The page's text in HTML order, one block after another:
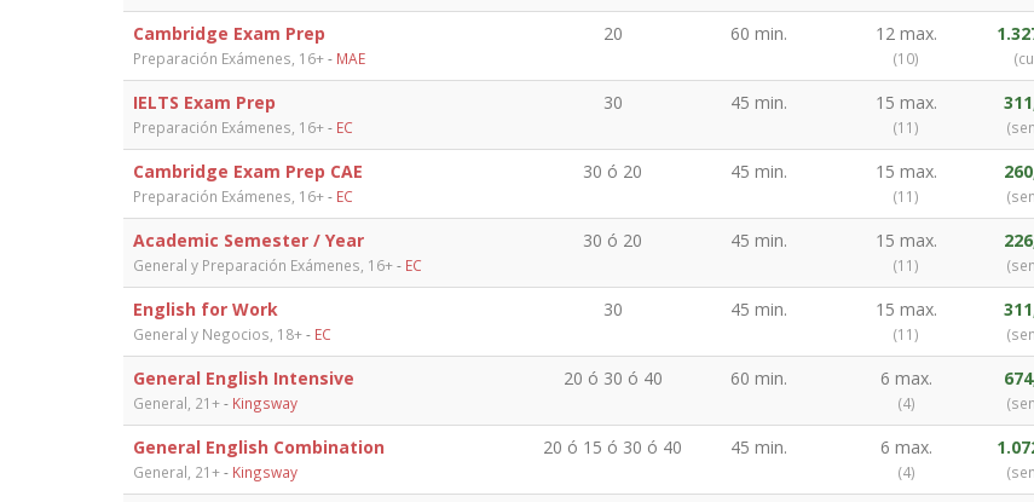
Cambridge Exam Prep
Preparación Exámenes, 16+- MAE
20 60 min. 12 max.
(10)
IELTS Exam Prep
Preparación Exámenes, 16+- EC
30 45 min. 15 max.
(11)
Cambridge Exam Prep CAE
Preparación Exámenes, 16+- EC
30 ó 20 45 min. 15 max.
(11)
Academic Semester / Year
General y Preparación Exámenes, 16+- EC
30 ó 20 45 min. 15 max.
(11)
English for Work
General y Negocios, 18+- EC
30 45 min. 15 max.
(11)
General English Intensive
General, 21+- Kingsway
20 ó 30 ó 40 60 min. 6 max.
(4)
General English Combination
General, 21+- Kingsway
20 ó 15 ó 30 ó 40 45 min. 6 max.
(4)